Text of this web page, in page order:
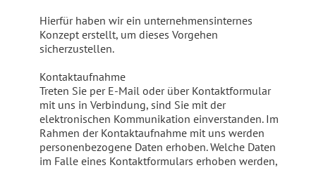
Hierfür haben wir ein unternehmensinternes
Konzept erstellt, um dieses Vorgehen
sicherzustellen.
Kontaktaufnahme
Treten Sie per E-Mail oder über Kontaktformular
mit uns in Verbindung, sind Sie mit der
elektronischen Kommunikation einverstanden. Im
Rahmen der Kontaktaufnahme mit uns werden
personenbezogene Daten erhoben. Welche Daten
im Falle eines Kontaktformulars erhoben werden,